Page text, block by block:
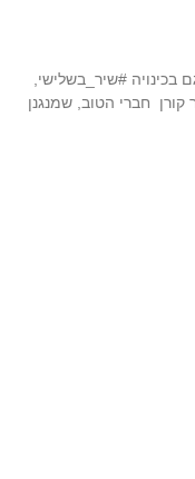
#שיר_בשלישי,
חברי הטוב, שמנגנן